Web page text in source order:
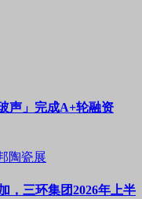
声」完成A+轮融资
陶瓷展
，三环集团2026年上半